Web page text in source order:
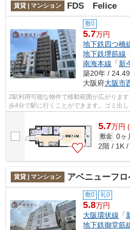
賃貸 | マンション FDS Felice
敷0
5.7万円
地下鉄四つ橋
地下鉄堺筋線
南海本線 「新
築20年 /
大阪府大阪市
2駅利用可能な物件で移動範囲が広がりま
歩4分で駅に行くことができます。ゴミ出し
かずに済むゴミ置き場を共用部に付けて...
5.7万円
敷金 0ヶ
2階 / 1K
賃貸 | マンション アベニューフ
敷0 礼0
5.8万円
大阪環状線 「
地下鉄御堂筋